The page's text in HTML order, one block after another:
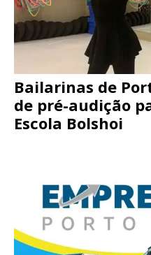
Bailarinas de
de pré-audição
Escola Bolshoi